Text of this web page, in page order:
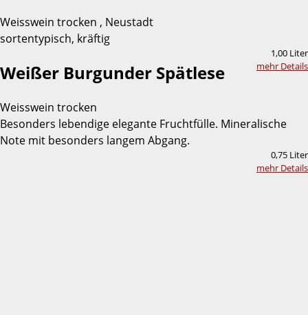
Weisswein trocken , Neustadt
sortentypisch, kräftig
1,00 Liter
mehr Details
Weißer Burgunder Spätlese
Weisswein trocken
Besonders lebendige elegante Fruchtfülle. Mineralische
Note mit besonders langem Abgang.
0,75 Liter
mehr Details